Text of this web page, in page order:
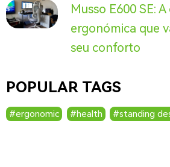
Musso E600 SE:
ergonómica que
seu conforto
POPULAR TAGS
#ergonomic #health #standing